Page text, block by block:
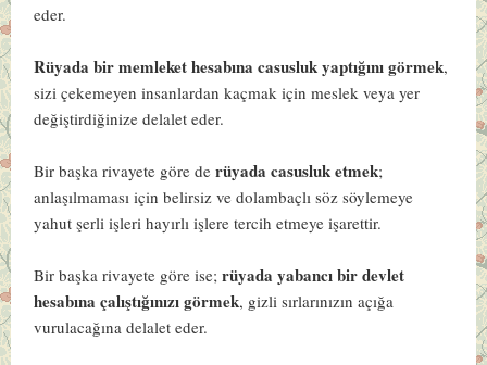
eder.
Rüyada bir memleket hesabına casusluk yaptığını görmek,
sizi çekemeyen insanlardan kaçmak için meslek veya yer
değiştirdiğinize delalet eder.
Bir başka rivayete göre derüyada casusluk etmek;
anlaşılmaması için belirsiz ve dolambaçlı söz söylemeye
yahut şerli işleri hayırlı işlere tercih etmeye işarettir.
Bir başka rivayete göre ise;rüyada yabancı bir devlet
hesabına çalıştığınızı görmek, gizli sırlarınızın açığa
vurulacağına delalet eder.